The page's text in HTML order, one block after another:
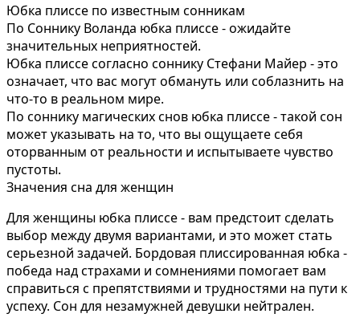
Юбка плиссе по известным сонникам
По Соннику Воланда юбка плиссе - ожидайте
значительных неприятностей.
Юбка плиссе согласно соннику Стефани Майер - это
означает, что вас могут обмануть или соблазнить на
что-то в реальном мире.
По соннику магических снов юбка плиссе - такой сон
может указывать на то, что вы ощущаете себя
оторванным от реальности и испытываете чувство
пустоты.
Значения сна для женщин
Для женщины юбка плиссе - вам предстоит сделать
выбор между двумя вариантами, и это может стать
серьезной задачей. Бордовая плиссированная юбка -
победа над страхами и сомнениями помогает вам
справиться с препятствиями и трудностями на пути к
успеху. Сон для незамужней девушки нейтрален.